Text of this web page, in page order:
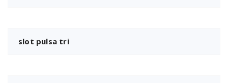
slot pulsa tri